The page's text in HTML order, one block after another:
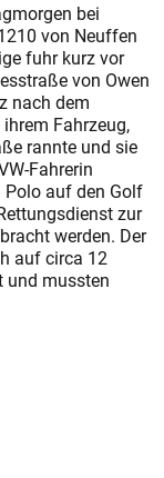
bei
von Neuffen
fuhr kurz vor
von Owen
nach dem
Fahrzeug,
rannte und sie
Fahrerin
auf den Golf
zur
werden. Der
auf circa 12
und mussten